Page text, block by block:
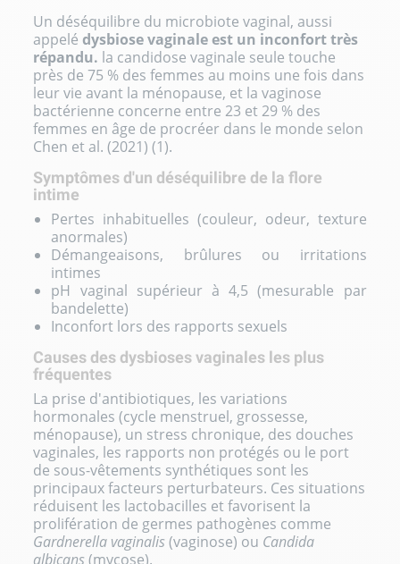
Un déséquilibre du microbiote vaginal, aussi
appelédysbiose vaginale est un inconfort très
répandu. la candidose vaginale seule touche
près de 75 % des femmes au moins une fois dans
leur vie avant la ménopause, et la vaginose
bactérienne concerne entre 23 et 29 % des
femmes en âge de procréer dans le monde selon
Chen et al. (2021) (1).
Symptômes d'un déséquilibre de la flore
intime
Pertes inhabituelles (couleur, odeur, texture
anormales)
Démangeaisons, brûlures ou irritations
intimes
pH vaginal supérieur à 4,5 (mesurable par
bandelette)
Inconfort lors des rapports sexuels
Causes des dysbioses vaginales les plus
fréquentes
La prise d'antibiotiques, les variations
hormonales (cycle menstruel, grossesse,
ménopause), un stress chronique, des douches
vaginales, les rapports non protégés ou le port
de sous-vêtements synthétiques sont les
principaux facteurs perturbateurs. Ces situations
réduisent les lactobacilles et favorisent la
prolifération de germes pathogènes comme
Gardnerella vaginalis (vaginose) ou Candida
albicans (mycose).